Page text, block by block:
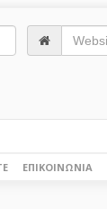
ΕΠΙΚΟΙΝΩΝΊΑ